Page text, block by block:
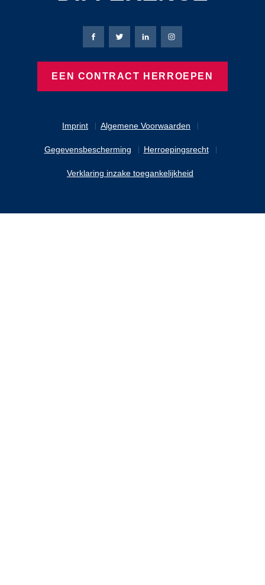
Imprint Algemene Voorwaarden
Gegevensbescherming Herroepingsrecht
Verklaring inzake toegankelijkheid
Bierbaum-Proenen Facebook-pagina
Bierbaum-Proenen X-pagina
Bierbaum-Proenen
Bierbaum-Proenen
EEN CONTRACT HERROEPEN